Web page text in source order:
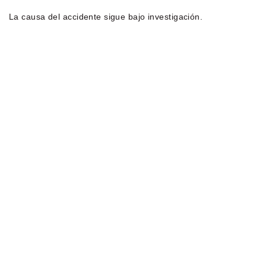
La causa del accidente sigue bajo investigación.